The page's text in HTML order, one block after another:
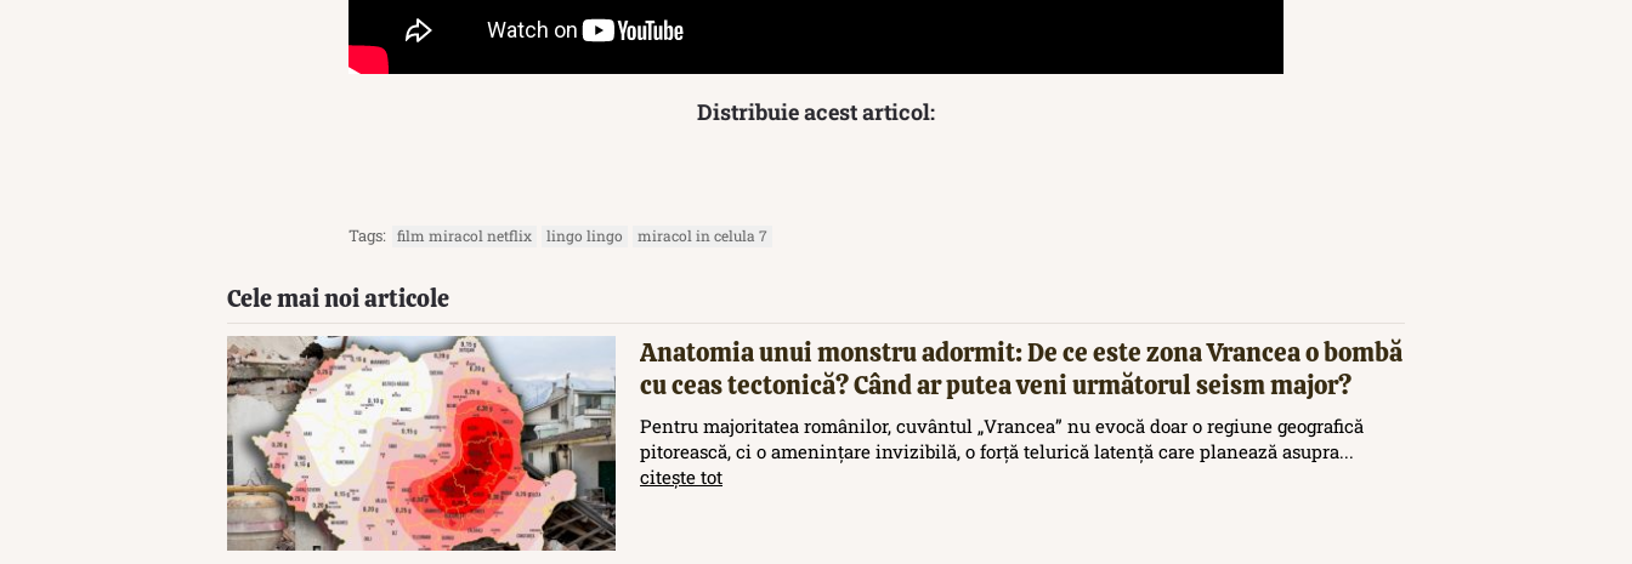
Distribuie acest articol:
Tags: film miracol netflix lingo lingo miracol in celula 7
Cele mai noi articole
Anatomia unui monstru adormit: De ce este zona Vrancea o bombă
cu ceas tectonică? Când ar putea veni următorul seism major?
Pentru majoritatea românilor, cuvântul „Vrancea” nu evocă doar o regiune geografică
pitorească, ci o amenințare invizibilă, o forță telurică latență care planează asupra...
citește tot